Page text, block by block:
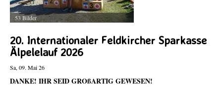
53 Bilder
20. Internationaler Feldkircher Sparkasse
Älpelelauf 2026
Sa, 09. Mai 26
DANKE! IHR SEID GROßARTIG GEWESEN!